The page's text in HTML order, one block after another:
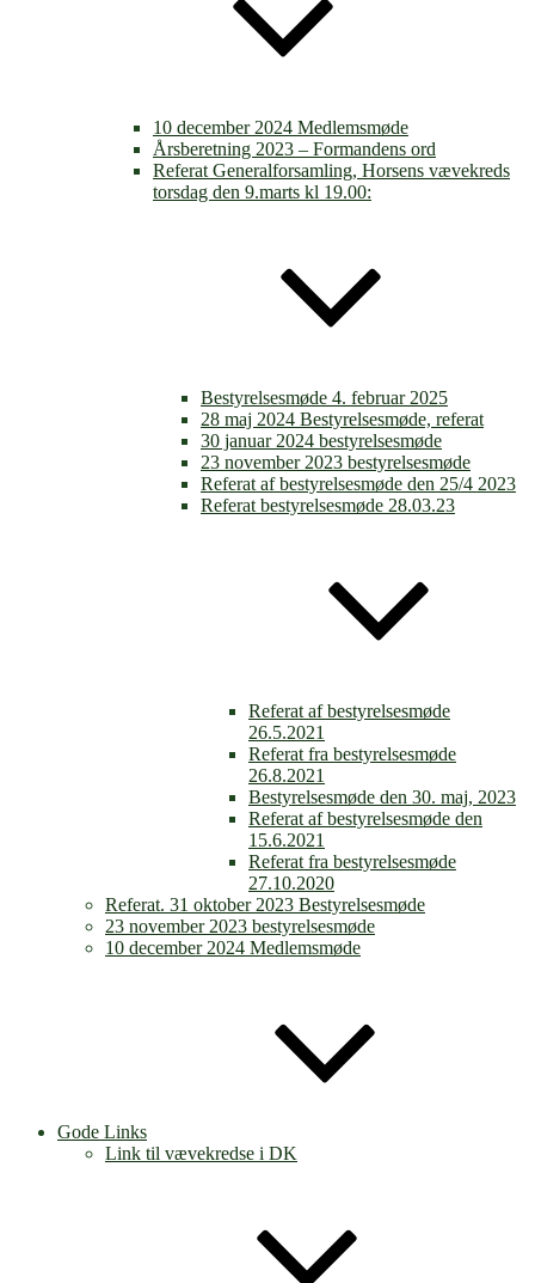
10 december 2024 Medlemsmøde
Årsberetning 2023 – Formandens ord
Referat Generalforsamling, Horsens vævekreds
torsdag den 9.marts kl 19.00:
Bestyrelsesmøde 4. februar 2025
28 maj 2024 Bestyrelsesmøde, referat
30 januar 2024 bestyrelsesmøde
23 november 2023 bestyrelsesmøde
Referat af bestyrelsesmøde den 25/4 2023
Referat bestyrelsesmøde 28.03.23
Referat af bestyrelsesmøde
26.5.2021
Referat fra bestyrelsesmøde
26.8.2021
Bestyrelsesmøde den 30. maj, 2023
Referat af bestyrelsesmøde den
15.6.2021
Referat fra bestyrelsesmøde
27.10.2020
Referat. 31 oktober 2023 Bestyrelsesmøde
23 november 2023 bestyrelsesmøde
10 december 2024 Medlemsmøde
Gode Links
Link til vævekredse i DK